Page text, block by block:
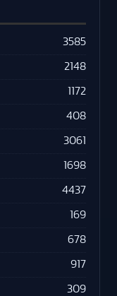
3585
2148
1172
408
3061
1698
4437
169
678
917
309